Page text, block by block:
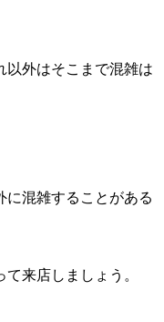
以外はそこまで混雑は
に混雑することがある
来店しましょう。